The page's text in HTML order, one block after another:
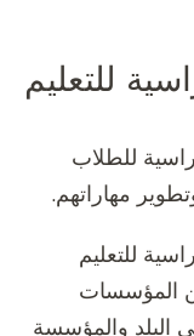
للتعليم
للطلاب
مهاراتهم.
للتعليم
المؤسسات
البلد والمؤسسة